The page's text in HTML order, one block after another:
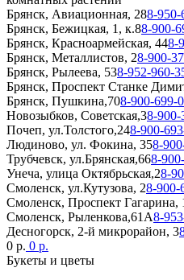
Брянск, Авиационная, 288-950-
Брянск, Бежицкая, 1, к.88-900-
Брянск, Красноармейская, 448-
Брянск, Металлистов, 28-900-
Брянск, Рылеева, 538-952-960-
Брянск, Проспект Станке
Брянск, Пушкина,708-900-699-
Новозыбков, Советская,38-900-
Почеп, ул.Толстого,248-900-
Людиново, ул. Фокина, 358-
Трубчевск, ул.Брянская,668-
Унеча, улица Октябрьская,28-
Смоленск, ул.Кутузова, 28-900-
Смоленск, Проспект Гагарина,
Смоленск, Рыленкова,61А8-
Десногорск, 2-й микрорайон, 3
0 р. 0 р.
Букеты и цветы